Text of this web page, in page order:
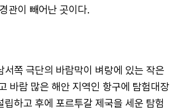
관이 빼어난 곳이다.
서쪽 극단의 바람막이 벼랑에 있는 작은
바람 많은 해안 지역인 항구에 탐험대장
하고 후에 포르투갈 제국을 세운 탐험